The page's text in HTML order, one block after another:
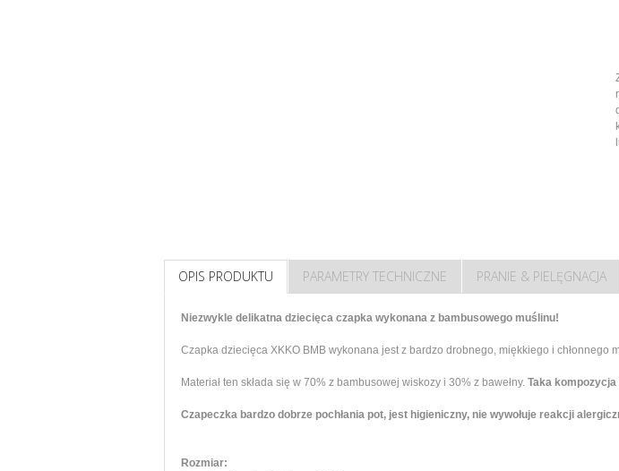
OPIS PRODUKTU PARAMETRY TECHNICZNE PRANIE & PIELĘGNACJA
Niezwykle delikatna dziecięca czapka wykonana z bambusowego muślinu!
Czapka dziecięca XKKO BMB wykonana jest z bardzo drobnego, miękkiego i chłonnego
Materiał ten składa się w 70% z bambusowej wiskozy i 30% z bawełny. Taka
Czapeczka bardzo dobrze pochłania pot, jest higieniczny, nie wywołuje reakcji
Rozmiar: